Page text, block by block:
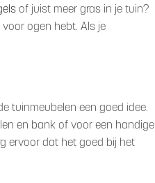
of juist meer gras in je tuin?
ogen hebt. Als je
tuinmeubelen een goed idee.
en bank of voor een handige
ervoor dat het goed bij het